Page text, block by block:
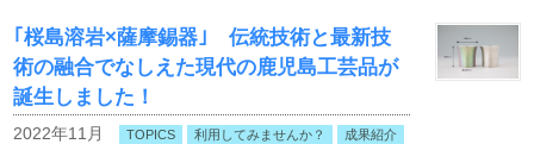
｢桜島溶岩×薩摩錫器｣ 伝統技術と最新技
術の融合でなしえた現代の鹿児島工芸品が
誕生しました！
2022年11月
TOPICS 利用してみませんか？
成果紹介